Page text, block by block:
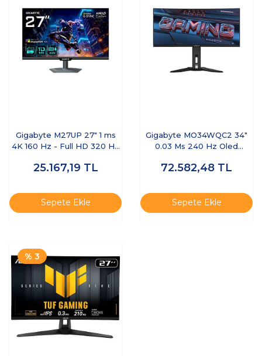
Gigabyte M27UP 27" 1 ms
4K 160 Hz - Full HD 320 Hz
25.167,19 TL
Sepete Ekle
Gigabyte MO34WQC2 34"
0.03 Ms 240 Hz Oled
72.582,48 TL
Sepete Ekle
% 3